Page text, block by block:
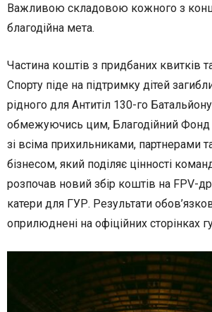
Важливою складовою кожного з
благодійна мета.
Частина коштів з придбаних квитків
Спорту піде на підтримку дітей
рідного для Антитіл 130-го
обмежуючись цим, Благодійний Фонд
зі всіма прихильниками, партнерами
бізнесом, який поділяє цінності
розпочав новий збір коштів на FPV-
катери для ГУР. Результати
оприлюднені на офіційних сторінках